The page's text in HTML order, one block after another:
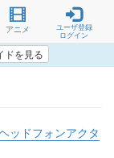
アニメ
ユーザ登録
ログイン
ドを見る
ッドフォンアクタ